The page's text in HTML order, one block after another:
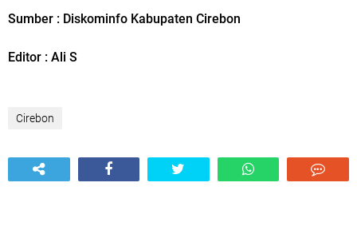
Sumber : Diskominfo Kabupaten Cirebon
Editor : Ali S
Cirebon